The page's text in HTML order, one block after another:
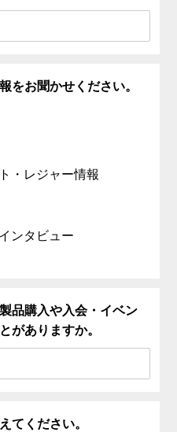
をお聞かせください。
・レジャー情報
ンタビュー
品購入や入会・イベン
がありますか。
てください。